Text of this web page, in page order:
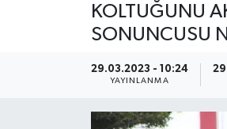
KOLTUĞUNU
SONUNCUSU
29.03.2023 - 10:24
YAYINLANMA